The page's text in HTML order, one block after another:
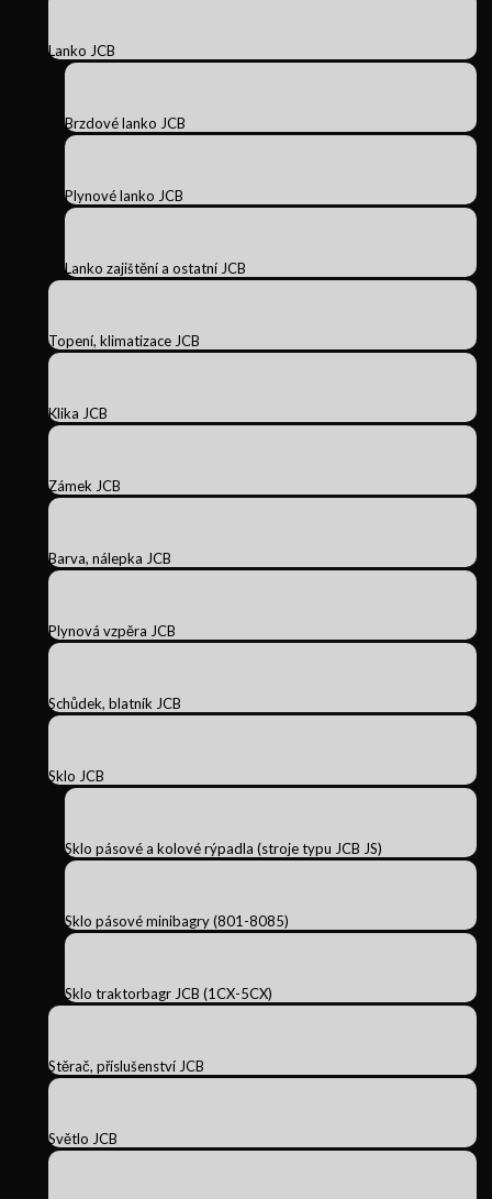
Lanko JCB
Brzdové lanko JCB
Plynové lanko JCB
Lanko zajištění a ostatní JCB
Topení, klimatizace JCB
Klika JCB
Zámek JCB
Barva, nálepka JCB
Plynová vzpěra JCB
Schůdek, blatník JCB
Sklo JCB
Sklo pásové a kolové rýpadla (stroje typu JCB JS)
Sklo pásové minibagry (801-8085)
Sklo traktorbagr JCB (1CX-5CX)
Stěrač, příslušenství JCB
Světlo JCB